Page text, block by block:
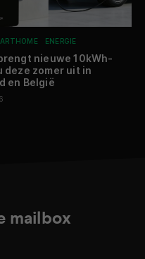
ENERGIE
nieuwe 10kWh-
deze zomer uit in
en België
mailbox